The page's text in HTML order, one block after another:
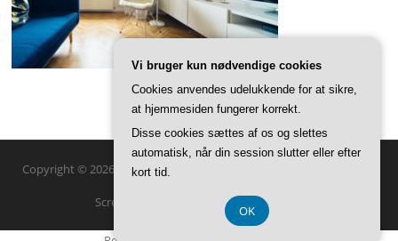
Copyright © 2026 SFD Boligindretning. Alle rettigheder forbeholdes.
Screenr parallax theme af FameThemes
Vi bruger kun nødvendige cookies
Cookies anvendes udelukkende for at sikre,
at hjemmesiden fungerer korrekt.
Disse cookies sættes af os og slettes
automatisk, når din session slutter eller efter
kort tid.
OK